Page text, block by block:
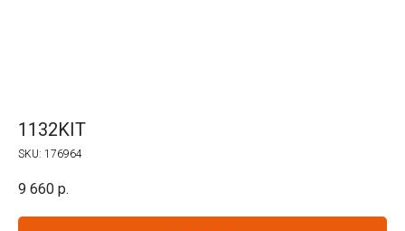
1132KIT
SKU: 176964
9 660 р.